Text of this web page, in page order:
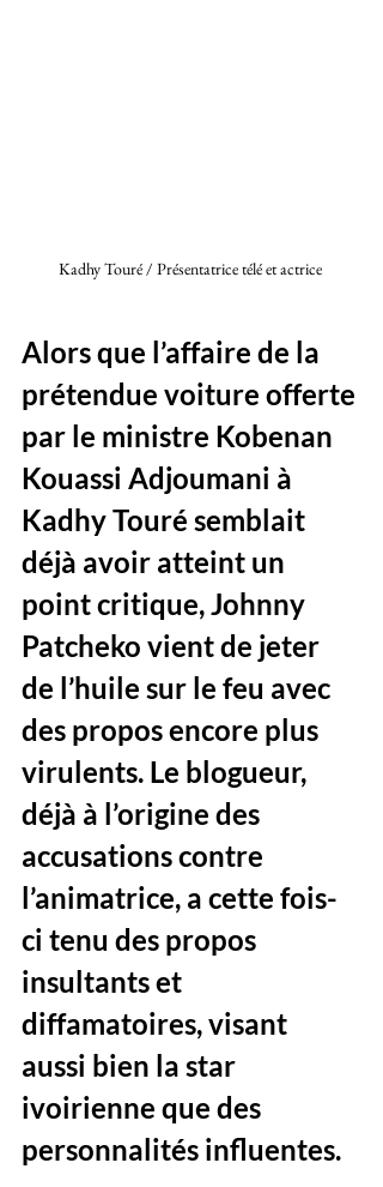
Kadhy Touré / Présentatrice télé et actrice
Alors que l’affaire de la
prétendue voiture offerte
par le ministre Kobenan
Kouassi Adjoumani à
Kadhy Touré semblait
déjà avoir atteint un
point critique, Johnny
Patcheko vient de jeter
de l’huile sur le feu avec
des propos encore plus
virulents. Le blogueur,
déjà à l’origine des
accusations contre
l’animatrice, a cette fois-
ci tenu des propos
insultants et
diffamatoires, visant
aussi bien la star
ivoirienne que des
personnalités influentes.